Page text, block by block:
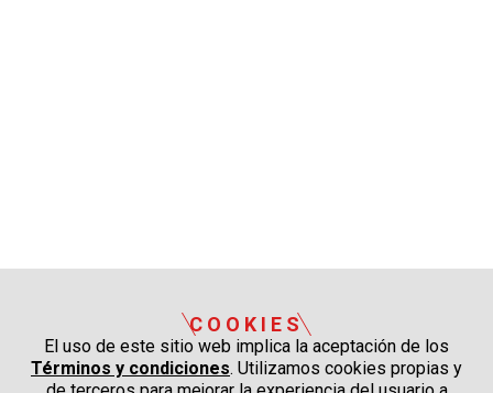
COOKIES
El uso de este sitio web implica la aceptación de los
Términos y condiciones. Utilizamos cookies propias y